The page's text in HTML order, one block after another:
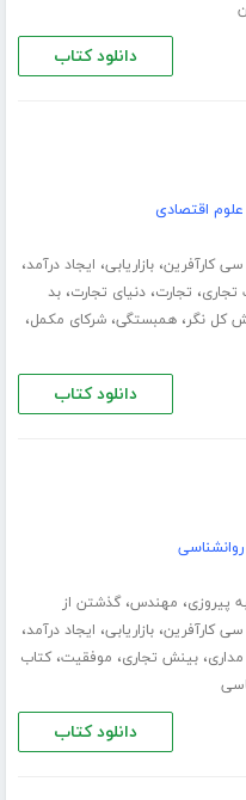
دانلود کتاب
اقتصادی
سی کارآفرین،بازاریابی، ایجاد درآمد،
تجاری، تجارت،دنیای تجارت،بد
کل نگر،همبستگی،شرکای مکمل،
دانلود کتاب
پیروزی، مهندس،گذشتن از
سی کارآفرین،بازاریابی، ایجاد درآمد،
،بینش تجاری، موفقیت،کتاب
دانلود کتاب